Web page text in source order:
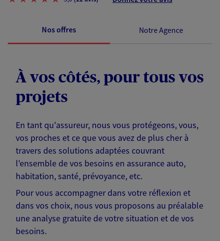
Nos offres Notre Agence
À vos côtés, pour tous vos
projets
En tant qu'assureur, nous vous protégeons, vous,
vos proches et ce que vous avez de plus cher à
travers des solutions adaptées couvrant
l'ensemble de vos besoins en assurance auto,
habitation, santé, prévoyance, etc.
Pour vous accompagner dans votre réflexion et
dans vos choix, nous vous proposons au préalable
une analyse gratuite de votre situation et de vos
besoins.